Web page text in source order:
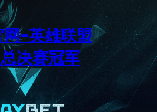
-英雄联盟
决赛冠军